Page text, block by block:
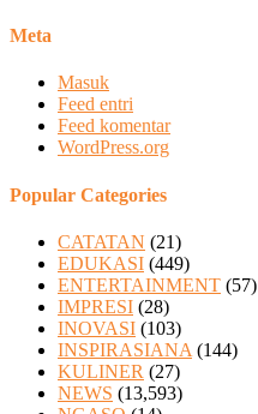
Meta
Masuk
Feed entri
Feed komentar
WordPress.org
Popular Categories
CATATAN (21)
EDUKASI (449)
ENTERTAINMENT (57)
IMPRESI (28)
INOVASI (103)
INSPIRASIANA (144)
KULINER (27)
NEWS (13,593)